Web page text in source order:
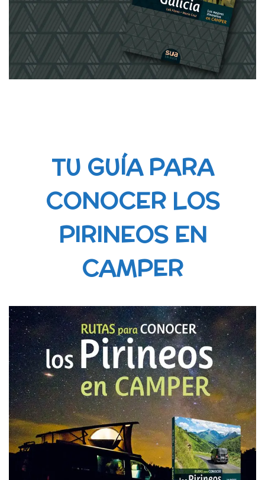
TU GUÍA PARA
CONOCER LOS
PIRINEOS EN
CAMPER